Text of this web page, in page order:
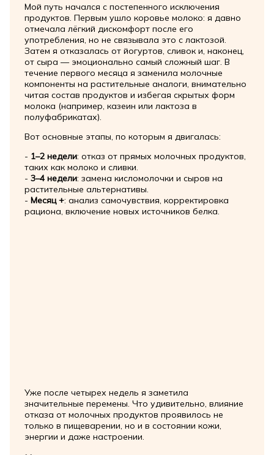
Мой путь начался с постепенного исключения
продуктов. Первым ушло коровье молоко: я давно
отмечала лёгкий дискомфорт после его
употребления, но не связывала это с лактозой.
Затем я отказалась от йогуртов, сливок и, наконец,
от сыра — эмоционально самый сложный шаг. В
течение первого месяца я заменила молочные
компоненты на растительные аналоги, внимательно
читая состав продуктов и избегая скрытых форм
молока (например, казеин или лактоза в
полуфабрикатах).
Вот основные этапы, по которым я двигалась:
- 1–2 недели: отказ от прямых молочных продуктов,
таких как молоко и сливки.
- 3–4 недели: замена кисломолочки и сыров на
растительные альтернативы.
- Месяц +: анализ самочувствия, корректировка
рациона, включение новых источников белка.
Уже после четырех недель я заметила
значительные перемены. Что удивительно, влияние
отказа от молочных продуктов проявилось не
только в пищеварении, но и в состоянии кожи,
энергии и даже настроении.